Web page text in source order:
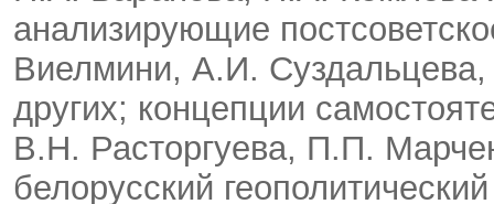
анализирующие
Виелмини, А.И.
других; концепции
В.Н. Расторгуева, П.П.
белорусский